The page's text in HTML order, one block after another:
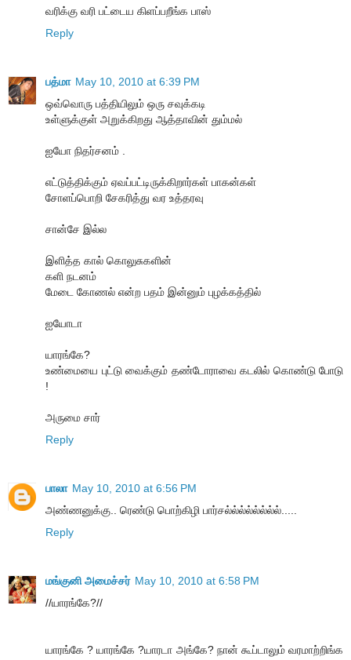
வரிக்கு வரி பட்டைய கிளப்பறீங்க பாஸ்
Reply
பத்மா May 10, 2010 at 6:39 PM
ஒவ்வொரு பத்தியிலும் ஒரு சவுக்கடி
உள்ளுக்குள் அறுக்கிறது ஆத்தாவின் தும்மல்
ஐயோ நிதர்சனம் .
எட்டுத்திக்கும் ஏவப்பட்டிருக்கிறார்கள் பாகன்கள்
சோளப்பொறி சேகரித்து வர உத்தரவு
சான்சே இல்ல
இளித்த கால் கொலுசுகளின்
களி நடனம்
மேடை கோணல் என்ற பதம் இன்னும் புழக்கத்தில்
ஐயோடா
யாரங்கே?
உண்மையை புட்டு வைக்கும் தண்டோராவை கடலில் கொண்டு போடு
!
அருமை சார்
Reply
பாலா May 10, 2010 at 6:56 PM
அண்ணனுக்கு.. ரெண்டு பொற்கிழி பார்சல்ல்ல்ல்ல்ல்ல்ல்.....
Reply
மங்குனி அமைச்சர் May 10, 2010 at 6:58 PM
//யாரங்கே?//
யாரங்கே ? யாரங்கே ?யாரடா அங்கே? நான் கூப்டாலும் வரமாற்றிங்க